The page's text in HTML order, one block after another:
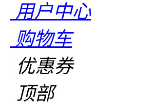
用户中心
购物车
优惠券
顶部